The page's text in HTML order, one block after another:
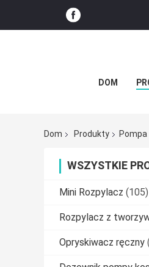
DOM
Dom Produkty
WSZYSTKIE
Mini Rozpylacz (105)
Rozpylacz z
Opryskiwacz ręczny